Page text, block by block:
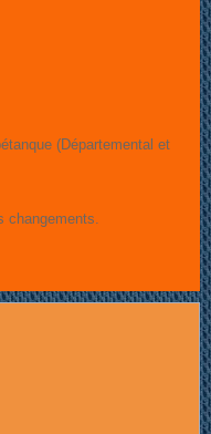
(Départemental et
changements.